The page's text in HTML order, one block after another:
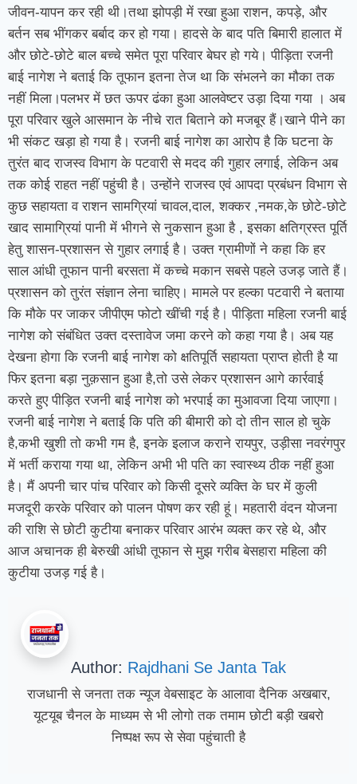
जीवन-यापन कर रही थी।तथा झोपड़ी में रखा हुआ राशन, कपड़े, और
बर्तन सब भींगकर बर्बाद कर हो गया। हादसे के बाद पति बिमारी हालात में
और छोटे-छोटे बाल बच्चे समेत पूरा परिवार बेघर हो गये। पीड़िता रजनी
बाई नागेश ने बताई कि तूफान इतना तेज था कि संभलने का मौका तक
नहीं मिला।पलभर में छत ऊपर ढंका हुआ आलवेष्टर उड़ा दिया गया । अब
पूरा परिवार खुले आसमान के नीचे रात बिताने को मजबूर हैं।खाने पीने का
भी संकट खड़ा हो गया है। रजनी बाई नागेश का आरोप है कि घटना के
तुरंत बाद राजस्व विभाग के पटवारी से मदद की गुहार लगाई, लेकिन अब
तक कोई राहत नहीं पहुंची है। उन्होंने राजस्व एवं आपदा प्रबंधन विभाग से
कुछ सहायता व राशन सामग्रियां चावल,दाल, शक्कर ,नमक,के छोटे-छोटे
खाद सामाग्रियां पानी में भीगने से नुकसान हुआ है , इसका क्षतिग्रस्त पूर्ति
हेतु शासन-प्रशासन से गुहार लगाई है। उक्त ग्रामीणों ने कहा कि हर
साल आंधी तूफान पानी बरसता में कच्चे मकान सबसे पहले उजड़ जाते हैं।
प्रशासन को तुरंत संज्ञान लेना चाहिए। मामले पर हल्का पटवारी ने बताया
कि मौके पर जाकर जीपीएम फोटो खींची गई है। पीड़िता महिला रजनी बाई
नागेश को संबंधित उक्त दस्तावेज जमा करने को कहा गया है। अब यह
देखना होगा कि रजनी बाई नागेश को क्षतिपूर्ति सहायता प्राप्त होती है या
फिर इतना बड़ा नुक़सान हुआ है,तो उसे लेकर प्रशासन आगे कार्रवाई
करते हुए पीड़ित रजनी बाई नागेश को भरपाई का मुआवजा दिया जाएगा।
रजनी बाई नागेश ने बताई कि पति की बीमारी को दो तीन साल हो चुके
है,कभी खुशी तो कभी गम है, इनके इलाज कराने रायपुर, उड़ीसा नवरंगपुर
में भर्ती कराया गया था, लेकिन अभी भी पति का स्वास्थ्य ठीक नहीं हुआ
है। मैं अपनी चार पांच परिवार को किसी दूसरे व्यक्ति के घर में कुली
मजदूरी करके परिवार को पालन पोषण कर रही हूं। महतारी वंदन योजना
की राशि से छोटी कुटीया बनाकर परिवार आरंभ व्यक्त कर रहे थे, और
आज अचानक ही बेरुखी आंधी तूफान से मुझ गरीब बेसहारा महिला की
कुटीया उजड़ गई है।
Author: Rajdhani Se Janta Tak
राजधानी से जनता तक न्यूज वेबसाइट के आलावा दैनिक अखबार,
यूटयूब चैनल के माध्यम से भी लोगो तक तमाम छोटी बड़ी खबरो
निष्पक्ष रूप से सेवा पहुंचाती है